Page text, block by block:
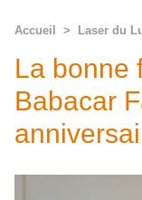
Accueil > Laser du
La bonne
Babacar